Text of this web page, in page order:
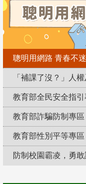
聰明用網路 青春不
「補課了沒？」人
教育部全民安全指引
教育部詐騙防制專區
教育部性別平等專區
防制校園霸凌，勇敢